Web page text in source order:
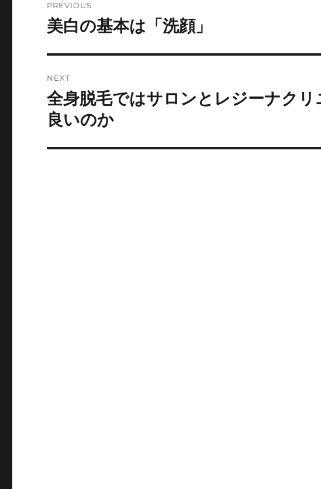
navigation
PREVIOUS
Previous
美白の基本は「洗顔」
NEXT
Next
post:
全身脱毛ではサロンとレジーナク
良いのか